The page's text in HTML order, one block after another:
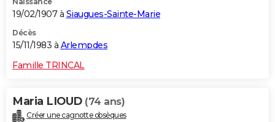
19/02/1907 à Siaugues-Sainte-Marie
Décès
15/11/1983 à Arlempdes
Famille TRINCAL
Maria LIOUD (74 ans)
Créer une cagnotte obsèques